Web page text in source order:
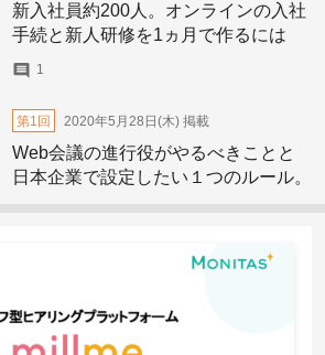
新入社員約200人。オンラインの入社
手続と新人研修を1ヵ月で作るには
1
Web会議の進行役がやるべきことと
日本企業で設定したい１つのルール。
第1回 2020年5月28日(木)掲載